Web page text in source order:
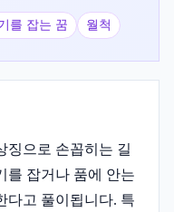
를 잡는 꿈 월척
징으로 손꼽히는 길
를 잡거나 품에 안는
다고 풀이됩니다. 특